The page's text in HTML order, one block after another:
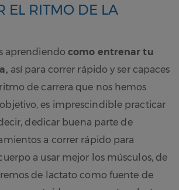
EL RITMO DE LA
aprendiendo como entrenar tu
así para correr rápido y ser capaces
de carrera que nos hemos
es imprescindible practicar
dedicar buena parte de
a correr rápido para
a usar mejor los músculos, de
de lactato como fuente de